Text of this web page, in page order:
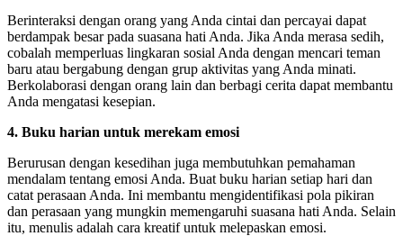
Berinteraksi dengan orang yang Anda cintai dan percayai dapat
berdampak besar pada suasana hati Anda. Jika Anda merasa sedih,
cobalah memperluas lingkaran sosial Anda dengan mencari teman
baru atau bergabung dengan grup aktivitas yang Anda minati.
Berkolaborasi dengan orang lain dan berbagi cerita dapat membantu
Anda mengatasi kesepian.
4. Buku harian untuk merekam emosi
Berurusan dengan kesedihan juga membutuhkan pemahaman
mendalam tentang emosi Anda. Buat buku harian setiap hari dan
catat perasaan Anda. Ini membantu mengidentifikasi pola pikiran
dan perasaan yang mungkin memengaruhi suasana hati Anda. Selain
itu, menulis adalah cara kreatif untuk melepaskan emosi.